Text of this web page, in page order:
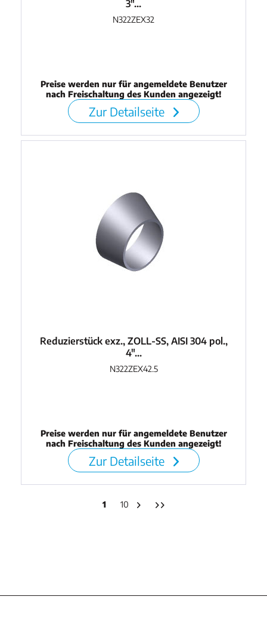
3"...
N322ZEX32
Preise werden nur für angemeldete Benutzer
nach Freischaltung des Kunden angezeigt!
Zur Detailseite
Reduzierstück exz., ZOLL-SS, AISI 304 pol.,
4"...
N322ZEX42.5
Preise werden nur für angemeldete Benutzer
nach Freischaltung des Kunden angezeigt!
Zur Detailseite
1 10